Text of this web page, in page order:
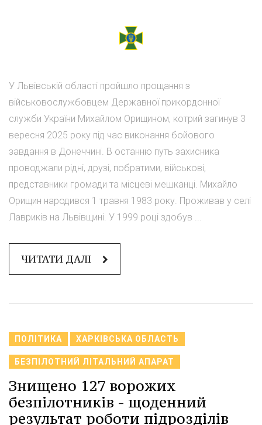
У Львівській області пройшло прощання з
військовослужбовцем Державної прикордонної
служби України Михайлом Орищином, котрий загинув 3
вересня 2025 року під час виконання бойового
завдання в Донеччині. В останню путь захисника
проводжали рідні, друзі, побратими, військові,
представники громади та місцеві мешканці. Михайло
Орищин народився 1 травня 1983 року. Проживав у селі
Лавриків на Львівщині. У 1999 році здобув ...
ЧИТАТИ ДАЛІ
ПОЛІТИКА ХАРКІВСЬКА ОБЛАСТЬ
БЕЗПІЛОТНИЙ ЛІТАЛЬНИЙ АПАРАТ
Знищено 127 ворожих
безпілотників - щоденний
результат роботи підрозділів